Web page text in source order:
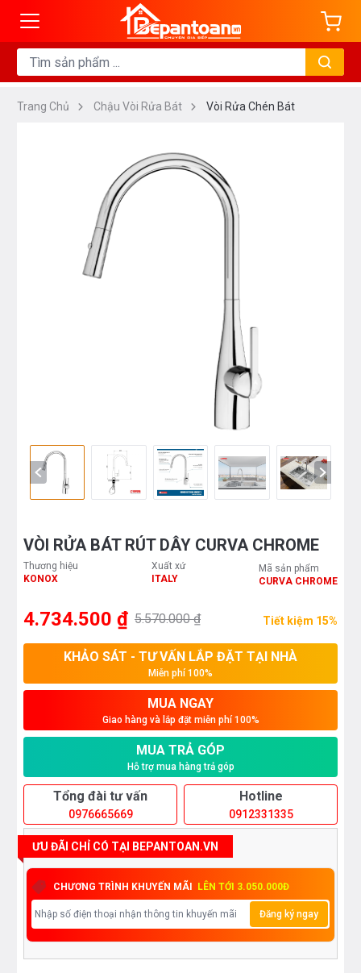
Trang Chủ Chậu Vòi Rửa Bát Vòi Rửa Chén Bát
VÒI RỬA BÁT RÚT DÂY CURVA CHROME
Thương hiệu
KONOX
Xuất xứ
ITALY
Mã sản phẩm
CURVA CHROME
4.734.500 ₫ 5.570.000 ₫ Tiết kiệm 15%
KHẢO SÁT - TƯ VẤN LẮP ĐẶT TẠI NHÀ
Miễn phí 100%
MUA NGAY
Giao hàng và lắp đặt miễn phí 100%
MUA TRẢ GÓP
Hỗ trợ mua hàng trả góp
Tổng đài tư vấn
0976665669
Hotline
0912331335
ƯU ĐÃI CHỈ CÓ TẠI BEPANTOAN.VN
CHƯƠNG TRÌNH KHUYẾN MÃI LÊN TỚI 3.050.000Đ
Đăng ký ngay